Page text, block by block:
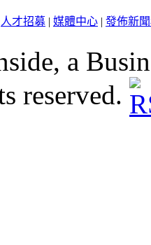
人才招募 | 媒體中心 | 發佈新
a
reserved.